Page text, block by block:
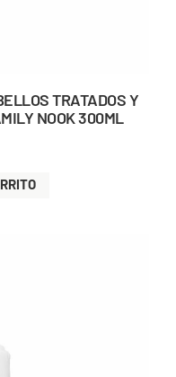
TRATADOS Y
NOOK 300ML